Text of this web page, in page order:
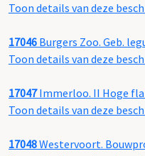
Toon details van deze
17046 Burgers Zoo. Geb.
Toon details van deze
17047Immerloo. II Hoge
Toon details van deze
17048Westervoort.